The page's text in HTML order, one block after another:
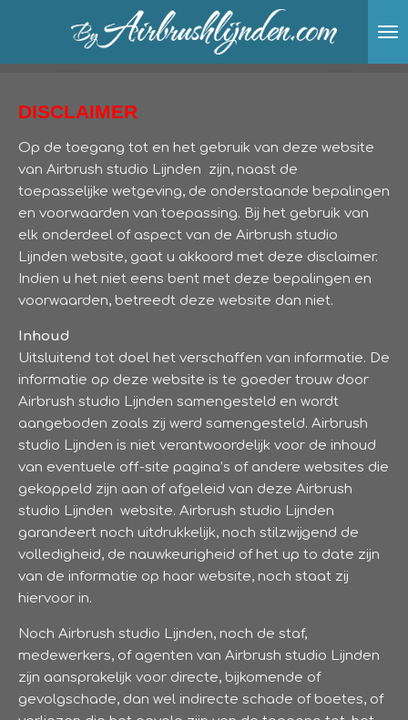
naar
hoofdinhoud
DISCLAIMER
Op de toegang tot en het gebruik van deze website
van Airbrush studio Lijnden zijn, naast de
toepasselijke wetgeving, de onderstaande bepalingen
en voorwaarden van toepassing. Bij het gebruik van
elk onderdeel of aspect van de Airbrush studio
Lijnden website, gaat u akkoord met deze disclaimer.
Indien u het niet eens bent met deze bepalingen en
voorwaarden, betreedt deze website dan niet.
Inhoud
Uitsluitend tot doel het verschaffen van informatie. De
informatie op deze website is te goeder trouw door
Airbrush studio Lijnden samengesteld en wordt
aangeboden zoals zij werd samengesteld. Airbrush
studio Lijnden is niet verantwoordelijk voor de inhoud
van eventuele off-site pagina’s of andere websites die
gekoppeld zijn aan of afgeleid van deze Airbrush
studio Lijnden website. Airbrush studio Lijnden
garandeert noch uitdrukkelijk, noch stilzwijgend de
volledigheid, de nauwkeurigheid of het up to date zijn
van de informatie op haar website, noch staat zij
hiervoor in.
Noch Airbrush studio Lijnden, noch de staf,
medewerkers, of agenten van Airbrush studio Lijnden
zijn aansprakelijk voor directe, bijkomende of
gevolgschade, dan wel indirecte schade of boetes, of